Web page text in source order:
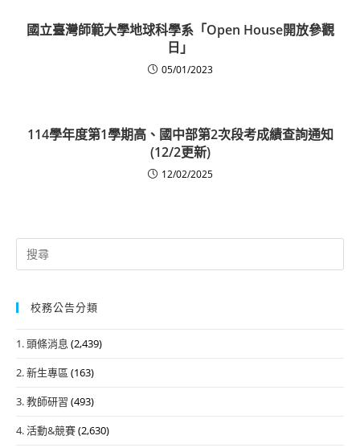
國立臺灣師範大學地球科學系「Open House開放參觀
日」
05/01/2023
114學年度第1學期高、國中部第2次段考成績查詢通知
(12/2更新)
12/02/2025
Search
for:
校務公告分類
1. 頭條消息 (2,439)
2. 新生專區 (163)
3. 教師研習 (493)
4. 活動&競賽(2,630)